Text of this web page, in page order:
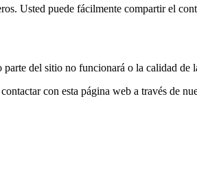
Usted puede fácilmente compartir el
del sitio no funcionará o la calidad de
con esta página web a través de